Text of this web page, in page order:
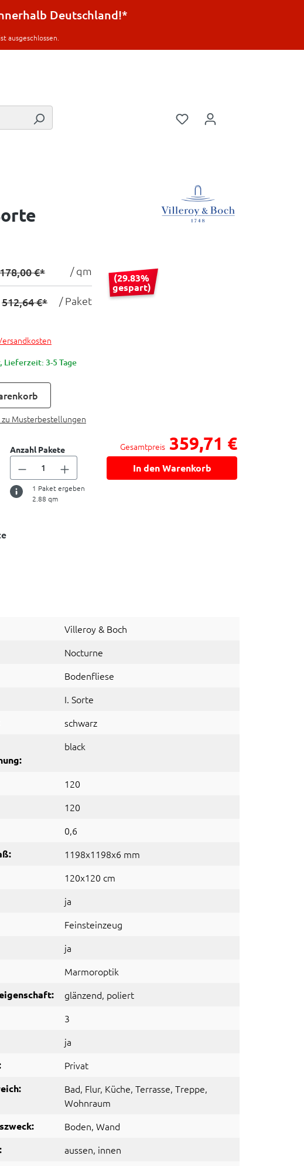
Deutschland!*
ausgeschlossen.
178,00 €* / qm
512,64 €* / Paket
(29.83%
gespart)
Lieferzeit: 3-5 Tage
Musterbestellungen
Anzahl Pakete
1 Paket ergeben
2.88 qm
Gesamtpreis 359,71 €
In den Warenkorb
Villeroy & Boch
Nocturne
Bodenfliese
I. Sorte
schwarz
black
120
120
0,6
1198x1198x6 mm
120x120 cm
ja
Feinsteinzeug
ja
Marmoroptik
glänzend, poliert
3
ja
Privat
Bad, Flur, Küche, Terrasse, Treppe,
Wohnraum
Boden, Wand
aussen, innen